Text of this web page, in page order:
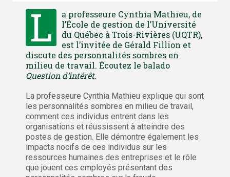
L
a professeure Cynthia Mathieu, de
l’École de gestion de l’Université
du Québec à Trois-Rivières (UQTR),
est l’invitée de Gérald Fillion et
discute des personnalités sombres en
milieu de travail. Écoutez le balado
Question d’intérêt.
La professeure Cynthia Mathieu explique qui sont
les personnalités sombres en milieu de travail,
comment ces individus entrent dans les
organisations et réussissent à atteindre des
postes de gestion. Elle démontre également les
impacts nocifs de ces individus sur les
ressources humaines des entreprises et le rôle
que jouent ces employés présentant des